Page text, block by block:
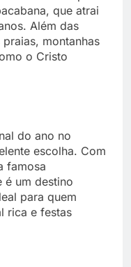
que atrai
Além das
montanhas
o Cristo
do ano no
escolha. Com
famosa
é um destino
para quem
rica e festas